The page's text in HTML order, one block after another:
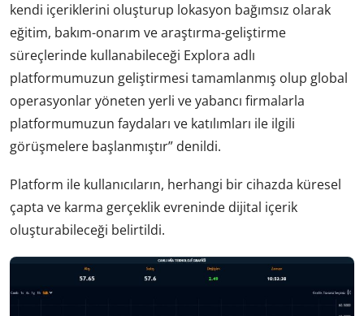
kendi içeriklerini oluşturup lokasyon bağımsız olarak
eğitim, bakım-onarım ve araştırma-geliştirme
süreçlerinde kullanabileceği Explora adlı
platformumuzun geliştirmesi tamamlanmış olup global
operasyonlar yöneten yerli ve yabancı firmalarla
platformumuzun faydaları ve katılımları ile ilgili
görüşmelere başlanmıştır” denildi.
Platform ile kullanıcıların, herhangi bir cihazda küresel
çapta ve karma gerçeklik evreninde dijital içerik
oluşturabileceği belirtildi.